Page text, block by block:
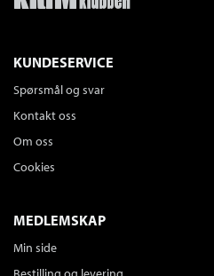
KUNDESERVICE
Spørsmål og svar
Kontakt oss
Om oss
Cookies
MEDLEMSKAP
Min side